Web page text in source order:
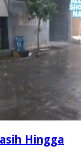
Hingga